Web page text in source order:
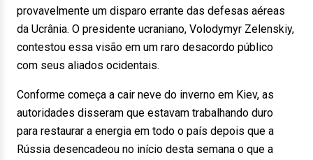
provavelmente um disparo errante das defesas aéreas
da Ucrânia. O presidente ucraniano, Volodymyr Zelenskiy,
contestou essa visão em um raro desacordo público
com seus aliados ocidentais.
Conforme começa a cair neve do inverno em Kiev, as
autoridades disseram que estavam trabalhando duro
para restaurar a energia em todo o país depois que a
Rússia desencadeou no início desta semana o que a